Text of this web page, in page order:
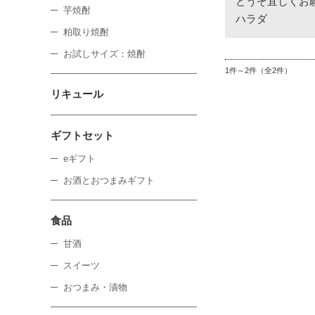
ハラダ
1件～2件（全2件）
芋焼酎
粕取り焼酎
お試しサイズ：焼酎
リキュール
ギフトセット
eギフト
お酒とおつまみギフト
食品
甘酒
スイーツ
おつまみ・漬物